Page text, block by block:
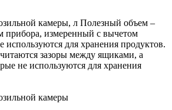
камеры, л Полезный объем –
прибора, измеренный с вычетом
используются для хранения продуктов.
зазоры между ящиками, а
не используются для хранения
камеры